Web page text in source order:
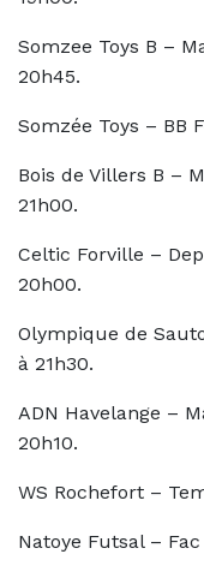
Somzee Toys B –
20h45.
Somzée Toys – BB
Bois de Villers B –
21h00.
Celtic Forville –
20h00.
Olympique de
à 21h30.
ADN Havelange –
20h10.
WS Rochefort –
Natoye Futsal –